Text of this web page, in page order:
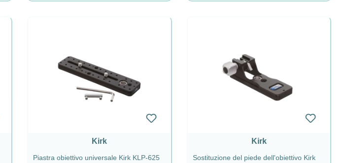
Kirk
Piastra obiettivo universale Kirk KLP-625
Kirk
Sostituzione del piede dell'obiettivo Kirk